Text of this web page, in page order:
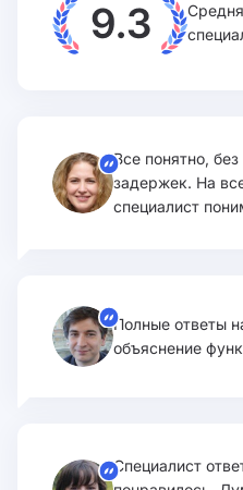
Все понятно,
задержек. На
специалист
Полные ответы
объяснение
Специалист